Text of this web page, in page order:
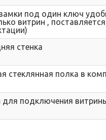
под один ключ
витрин ,
стенка
стеклянная полка в
подключения